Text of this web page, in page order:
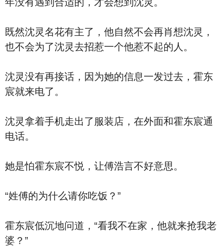
既然沈灵名花有主了，他自然不会再肖想沈灵，
也不会为了沈灵去招惹一个他惹不起的人。
沈灵没有再接话，因为她的信息一发过去，霍东
宸就来电了。
沈灵拿着手机走出了服装店，在外面和霍东宸通
电话。
她是怕霍东宸不悦，让傅浩言不好意思。
“姓傅的为什么请你吃饭？”
霍东宸低沉地问道，“看我不在家，他就来抢我老
婆？”